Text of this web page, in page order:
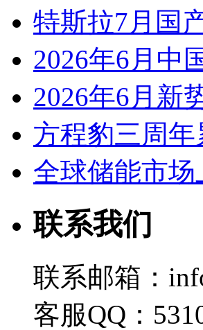
特斯拉7月国
2026年6月中
2026年6月新
方程豹三周
全球储能市
联系我们
联系邮箱：
客服QQ：